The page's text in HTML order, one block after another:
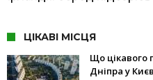
ЦІКАВІ МІСЦЯ
Що цікавого
Дніпра у